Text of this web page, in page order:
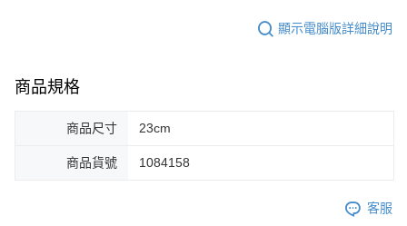
顯示電腦版詳細說明
商品規格
商品尺寸 23cm
商品貨號 1084158
客服